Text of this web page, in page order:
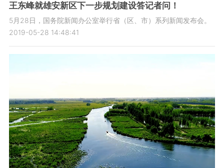
王东峰就雄安新区下一步规划建设答记者问！
5月28日，国务院新闻办公室举行省（区、市）系列新闻发布会。
2019-05-28 14:48:41